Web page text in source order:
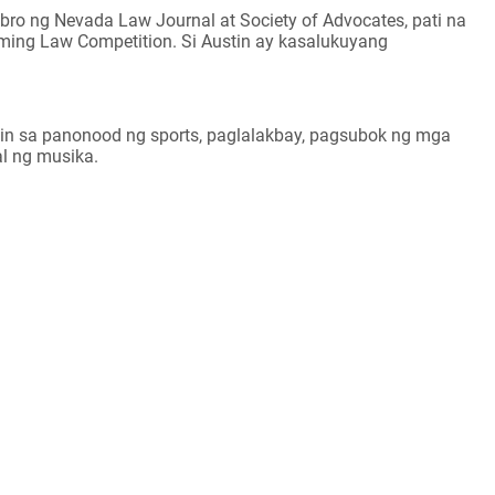
ng Nevada Law Journal at Society of Advocates, pati na
Law Competition. Si Austin ay kasalukuyang
sa panonood ng sports, paglalakbay, pagsubok ng mga
ng musika.